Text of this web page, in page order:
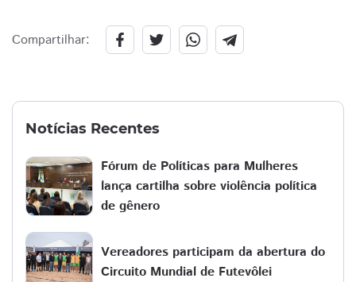
Compartilhar:
Notícias Recentes
Fórum de Políticas para Mulheres
lança cartilha sobre violência política
de gênero
Vereadores participam da abertura do
Circuito Mundial de Futevôlei